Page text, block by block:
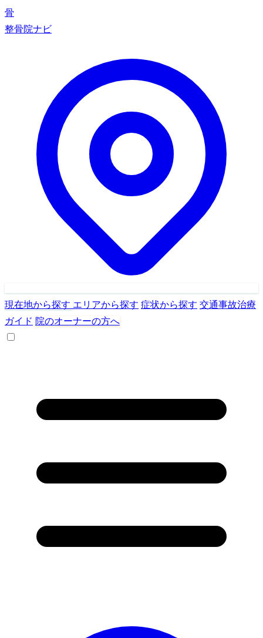
骨
整骨院ナビ
現在地から探す エリアから探す 症状から探す 交通事故治療
ガイド 院のオーナーの方へ